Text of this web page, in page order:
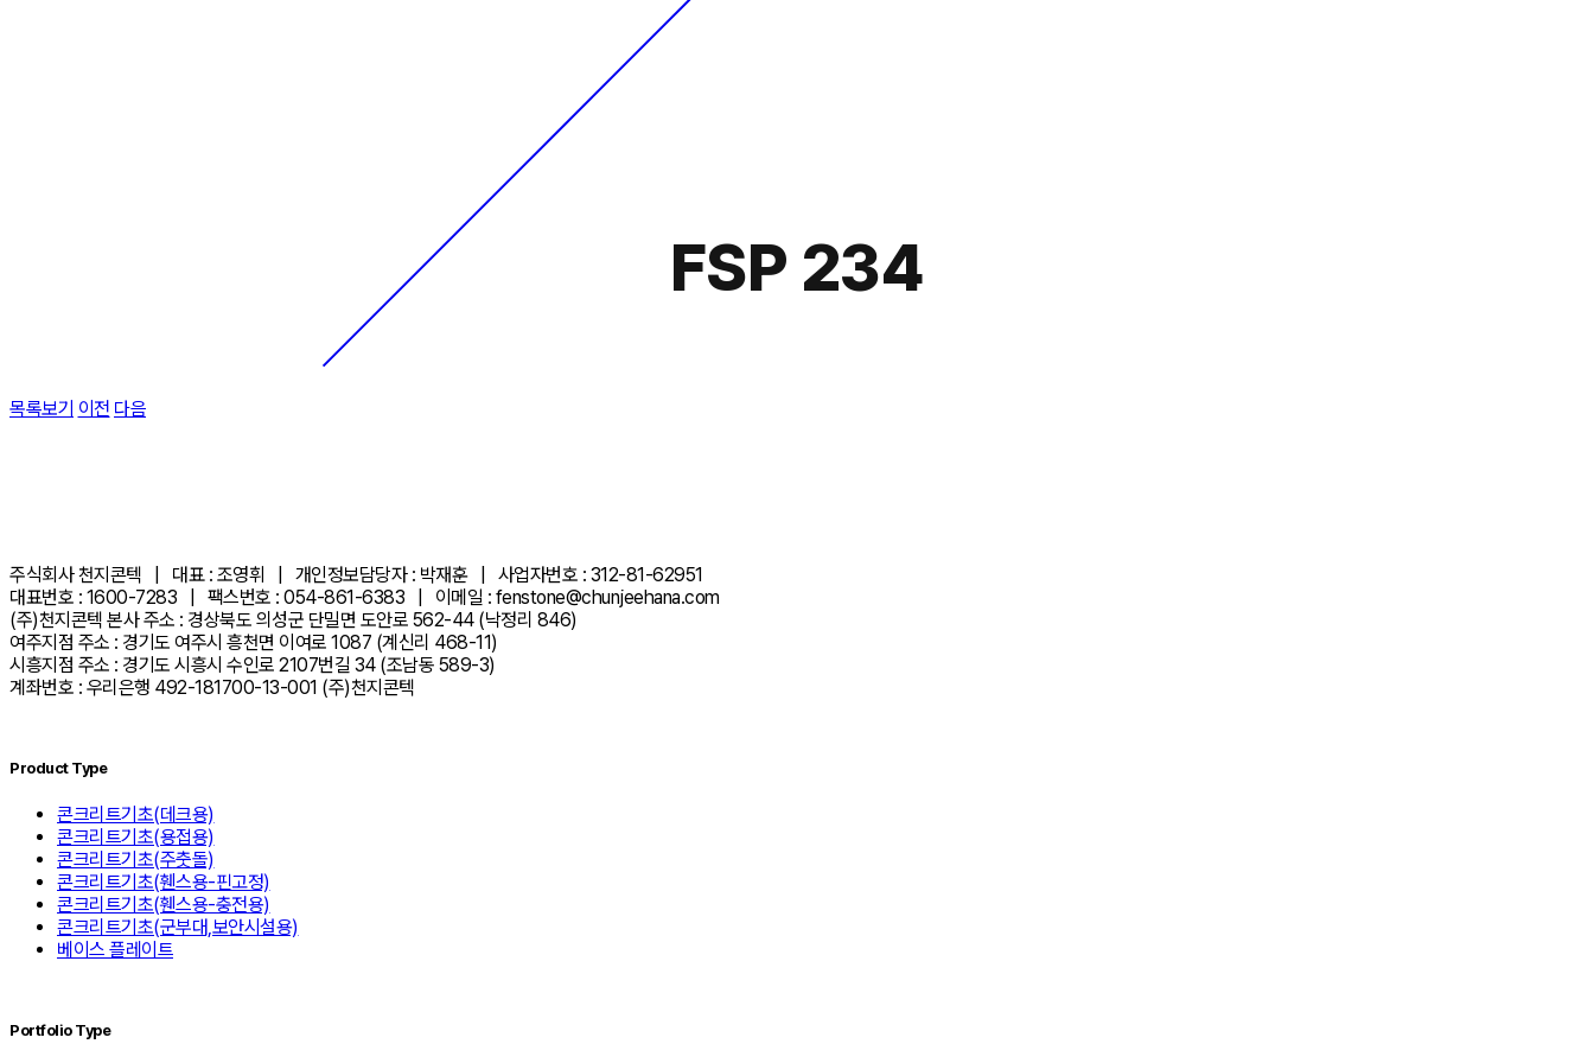
FSP 234
목록보기 이전 다음
주식회사 천지콘텍 | 대표 : 조영휘 | 개인정보담당자 : 박재훈 | 사업자번호 : 312-81-62951
대표번호 : 1600-7283 | 팩스번호 : 054-861-6383 | 이메일 : fenstone@chunjeehana.com
(주)천지콘텍 본사 주소 : 경상북도 의성군 단밀면 도안로 562-44 (낙정리 846)
여주지점 주소 : 경기도 여주시 흥천면 이여로 1087 (계신리 468-11)
시흥지점 주소 : 경기도 시흥시 수인로 2107번길 34 (조남동 589-3)
계좌번호 : 우리은행 492-181700-13-001 (주)천지콘텍
Product Type
콘크리트기초(데크용)
콘크리트기초(용접용)
콘크리트기초(주춧돌)
콘크리트기초(휀스용-핀고정)
콘크리트기초(휀스용-충전용)
콘크리트기초(군부대,보안시설용)
베이스 플레이트
Portfolio Type